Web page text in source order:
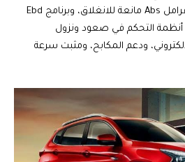
منظومة الوسائد الهوائية، وفرامل Abs مانعة للانغلاق، وبرنامج Ebd
و أنظمة التحكم في صعود ونزول
ودعم المكابح، ومثبت سرعة